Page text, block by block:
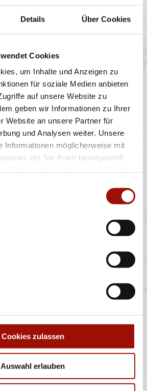
Details Über Cookies
Cookies
um Inhalte und Anzeigen zu
für soziale Medien anbieten
auf unsere Website zu
geben wir Informationen zu Ihrer
Website an unsere Partner für
und Analysen weiter. Unsere
Informationen möglicherweise mit
die Sie ihnen bereitgestellt
Cookies zulassen
Auswahl erlauben
5,49 €
ROMA
Käsesahnesauce, Champignons,
...mehr
12,40 €